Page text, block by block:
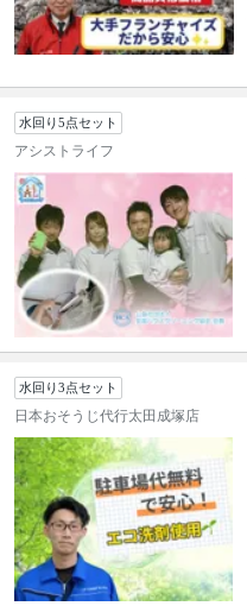
水回り5点セット
アシストライフ
水回り3点セット
日本おそうじ代行太田成塚店